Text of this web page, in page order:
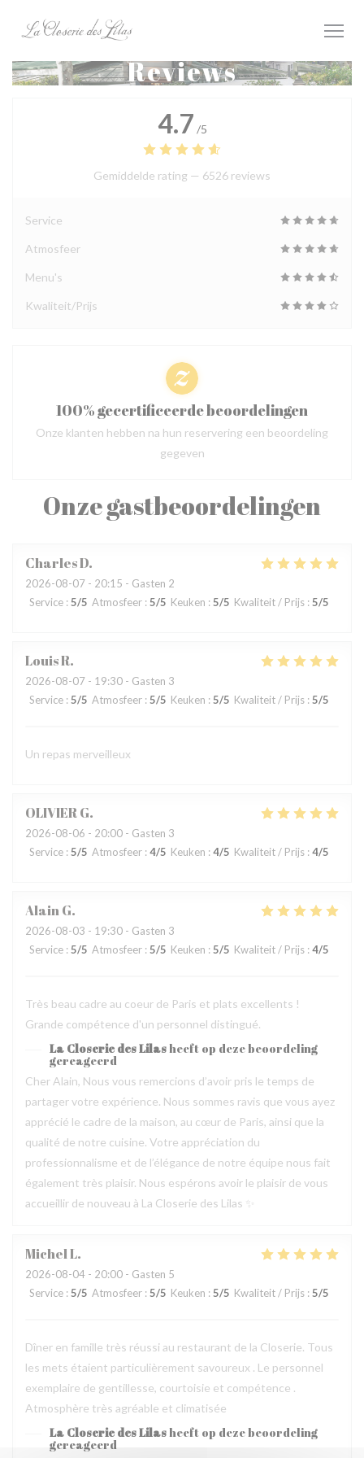
Reviews
Onze gastbeoordelingen
CharlesD
2026-08-07 - 20:15 - Gasten 2
Service : 5/5 Atmosfeer : 5/5 Keuken : 5/5 Kwaliteit / Prijs : 5/5
LouisR
2026-08-07 - 19:30 - Gasten 3
Service : 5/5 Atmosfeer : 5/5 Keuken : 5/5 Kwaliteit / Prijs : 5/5
Un repas merveilleux
OLIVIERG
2026-08-06 - 20:00 - Gasten 3
Service : 5/5 Atmosfeer : 4/5 Keuken : 4/5 Kwaliteit / Prijs : 4/5
AlainG
2026-08-03 - 19:30 - Gasten 3
Service : 5/5 Atmosfeer : 5/5 Keuken : 5/5 Kwaliteit / Prijs : 4/5
Très beau cadre au coeur de Paris et plats excellents !
Grande compétence d'un personnel distingué.
La Closerie des Lilasheeft op deze beoordeling
gereageerd
Cher Alain, Nous vous remercions d’avoir pris le temps de
partager votre expérience. Nous sommes ravis que vous ayez
apprécié le cadre de la maison, au cœur de Paris, ainsi que la
qualité de notre cuisine. Votre appréciation du
professionnalisme et de l’élégance de notre équipe nous fait
également très plaisir. Nous espérons avoir le plaisir de vous
accueillir de nouveau à La Closerie des Lilas ✨
MichelL
2026-08-04 - 20:00 - Gasten 5
Service : 5/5 Atmosfeer : 5/5 Keuken : 5/5 Kwaliteit / Prijs : 5/5
Dîner en famille très réussi au restaurant de la Closerie. Tous
les mets étaient particulièrement savoureux . Le personnel
exemplaire de gentillesse, courtoisie et compétence .
Atmosphère très agréable et climatisée
La Closerie des Lilasheeft op deze beoordeling
gereageerd
4.7 /5
Gemiddelde rating — 6526 reviews
Service
Atmosfeer
Menu's
Kwaliteit/Prijs
100% gecertificeerde beoordelingen
Onze klanten hebben na hun reservering een beoordeling
gegeven